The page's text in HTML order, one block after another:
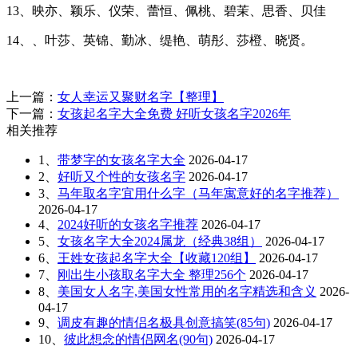
13、映亦、颖乐、仪荣、蕾恒、佩桃、碧茉、思香、贝佳
14、、叶莎、英锦、勤冰、缇艳、萌彤、莎橙、晓贤。
上一篇： 女人幸运又聚财名字【整理】
下一篇： 女孩起名字大全免费 好听女孩名字2026年
相关推荐
1、 带梦字的女孩名字大全 2026-04-17
2、 好听又个性的女孩名字 2026-04-17
3、 马年取名字宜用什么字（马年寓意好的名字推荐）
2026-04-17
4、 2024好听的女孩名字推荐 2026-04-17
5、 女孩名字大全2024属龙（经典38组）
2026-04-17
6、 王姓女孩起名字大全【收藏120组】
2026-04-17
7、
刚出生小孩取名字大全 整理256个 2026-04-17
8、 美国女人名字,美国女性常用的名字精选和含义 2026-
04-17
9、 调皮有趣的情侣名极具创意搞笑(85句) 2026-04-17
10、 彼此想念的情侣网名(90句) 2026-04-17